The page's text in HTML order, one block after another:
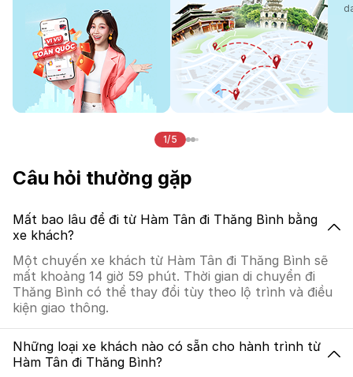
1/5
Câu hỏi thường gặp
Mất bao lâu để đi từ Hàm Tân đi Thăng Bình bằng
xe khách?
Một chuyến xe khách từ Hàm Tân đi Thăng Bình sẽ
mất khoảng 14 giờ 59 phút. Thời gian di chuyển đi
Thăng Bình có thể thay đổi tùy theo lộ trình và điều
kiện giao thông.
Những loại xe khách nào có sẵn cho hành trình từ
Hàm Tân đi Thăng Bình?